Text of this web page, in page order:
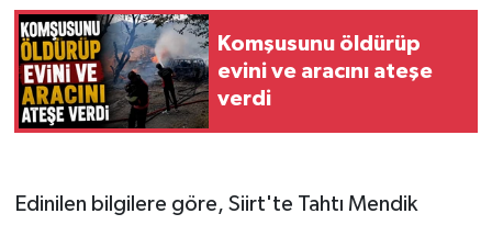
Komşusunu öldürüp
evini ve aracını ateşe
verdi
Edinilen bilgilere göre, Siirt'te Tahtı Mendik